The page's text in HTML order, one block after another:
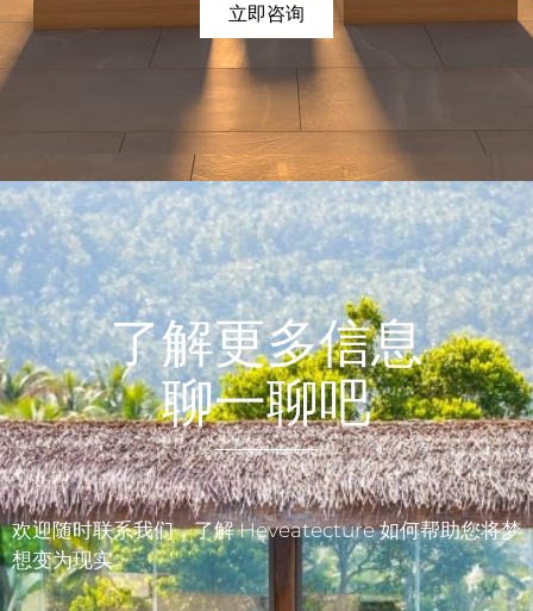
立即咨询
了解更多信息
聊一聊吧
欢迎随时联系我们，了解 Heveatecture 如何帮助您将梦
想变为现实。